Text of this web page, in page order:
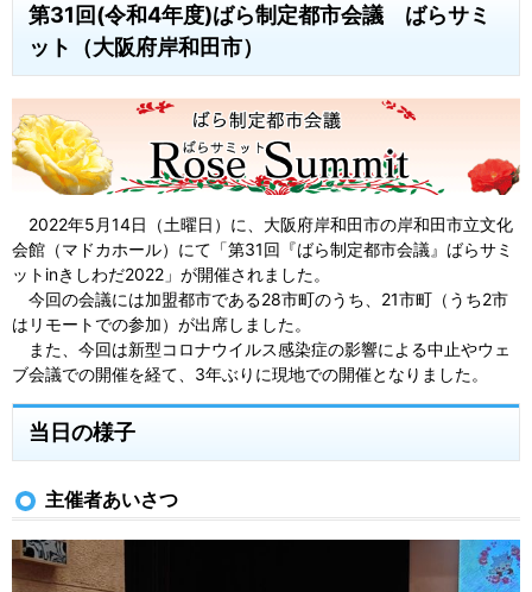
第31回(令和4年度)ばら制定都市会議 ばらサミ
ット（大阪府岸和田市）
2022年5月14日（土曜日）に、大阪府岸和田市の岸和田市立文化
会館（マドカホール）にて「第31回『ばら制定都市会議』ばらサミ
ットinきしわだ2022」が開催されました。
今回の会議には加盟都市である28市町のうち、21市町（うち2市
はリモートでの参加）が出席しました。
また、今回は新型コロナウイルス感染症の影響による中止やウェ
ブ会議での開催を経て、3年ぶりに現地での開催となりました。
当日の様子
主催者あいさつ